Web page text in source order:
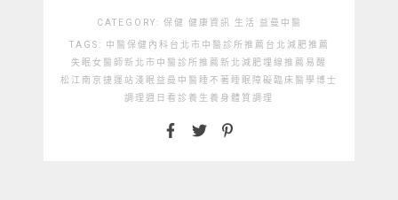
CATEGORY: 保健 健康資訊 生活 益曼中醫
TAGS: 中醫 保健 內科 台北市中醫診所推薦 台北減肥推薦
失眠女醫師 新北市中醫診所推薦 新北減肥埋線推薦 易醒
松江南京捷運站淺眠 益曼中醫 睡不著 睡眠障礙 臨床醫學博士
調理 週日看診 養生 養身 體質調理